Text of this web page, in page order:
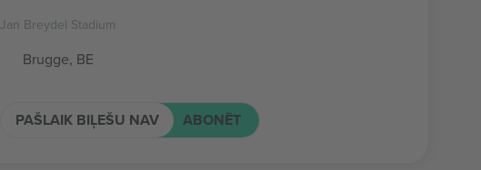
Jan Breydel Stadium
Brugge, BE
PAŠLAIK BIĻEŠU NAV ABONĒT